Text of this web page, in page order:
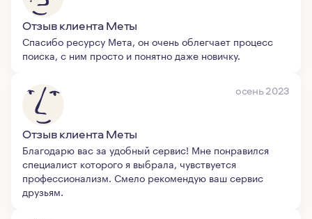
Отзыв клиента Меты
Спасибо ресурсу Мета, он очень облегчает процесс
поиска, с ним просто и понятно даже новичку.
осень 2023
Отзыв клиента Меты
Благодарю вас за удобный сервис! Мне понравился
специалист которого я выбрала, чувствуется
профессионализм. Смело рекомендую ваш сервис
друзьям.